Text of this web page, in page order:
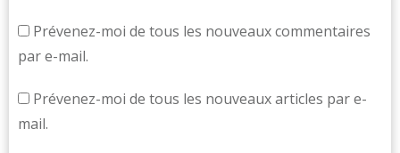
Prévenez-moi de tous les nouveaux commentaires
par e-mail.
Prévenez-moi de tous les nouveaux articles par e-
mail.